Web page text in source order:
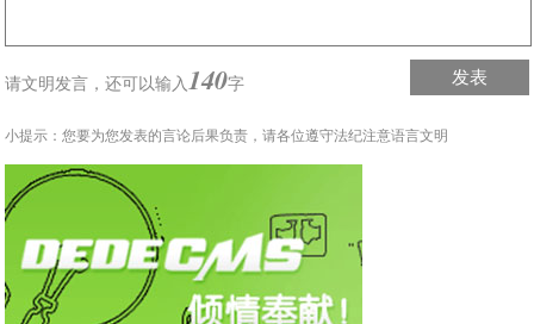
请文明发言，还可以输入 140字 发表
小提示：您要为您发表的言论后果负责，请各位遵守法纪注意语言文明